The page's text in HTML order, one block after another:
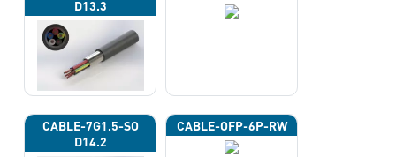
D13.3
CABLE-7G1.5-SO
D14.2
CABLE-OFP-6P-RW